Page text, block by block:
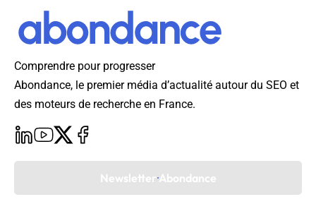
Comprendre pour progresser
Abondance, le premier média d’actualité autour du SEO et
des moteurs de recherche en France.
Newsletter Abondance